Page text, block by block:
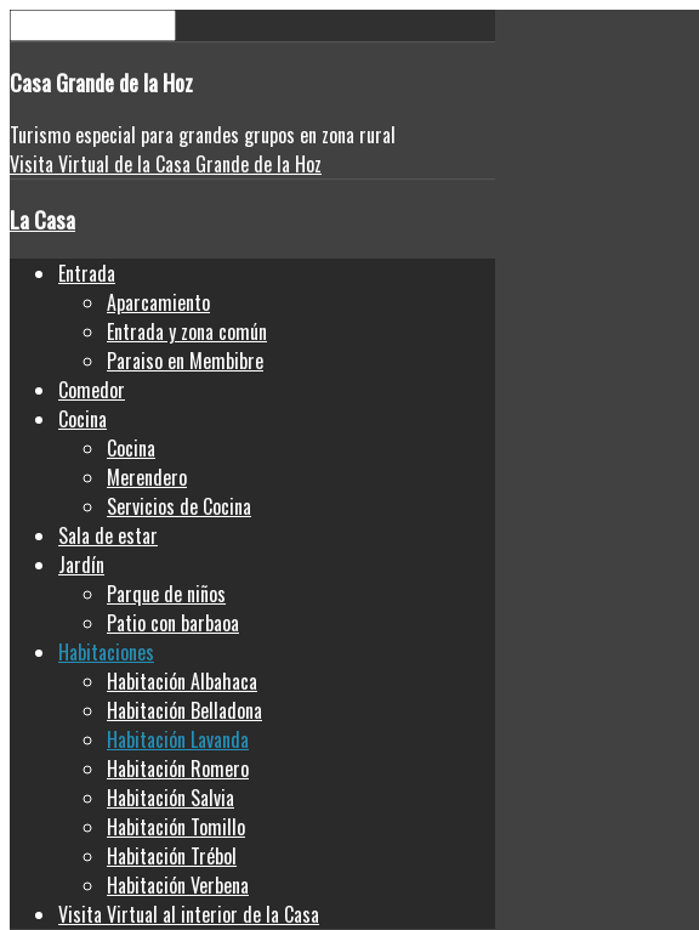
CasaGrande de la Hoz
Turismo especial para grandes grupos en zona rural
Visita Virtual de la Casa Grande de la Hoz
La Casa
Entrada
Aparcamiento
Entrada y zona común
Paraiso en Membibre
Comedor
Cocina
Cocina
Merendero
Servicios de Cocina
Sala de estar
Jardín
Parque de niños
Patio con barbaoa
Habitaciones
Habitación Albahaca
Habitación Belladona
Habitación Lavanda
Habitación Romero
Habitación Salvia
Habitación Tomillo
Habitación Trébol
Habitación Verbena
Visita Virtual al interior de la Casa